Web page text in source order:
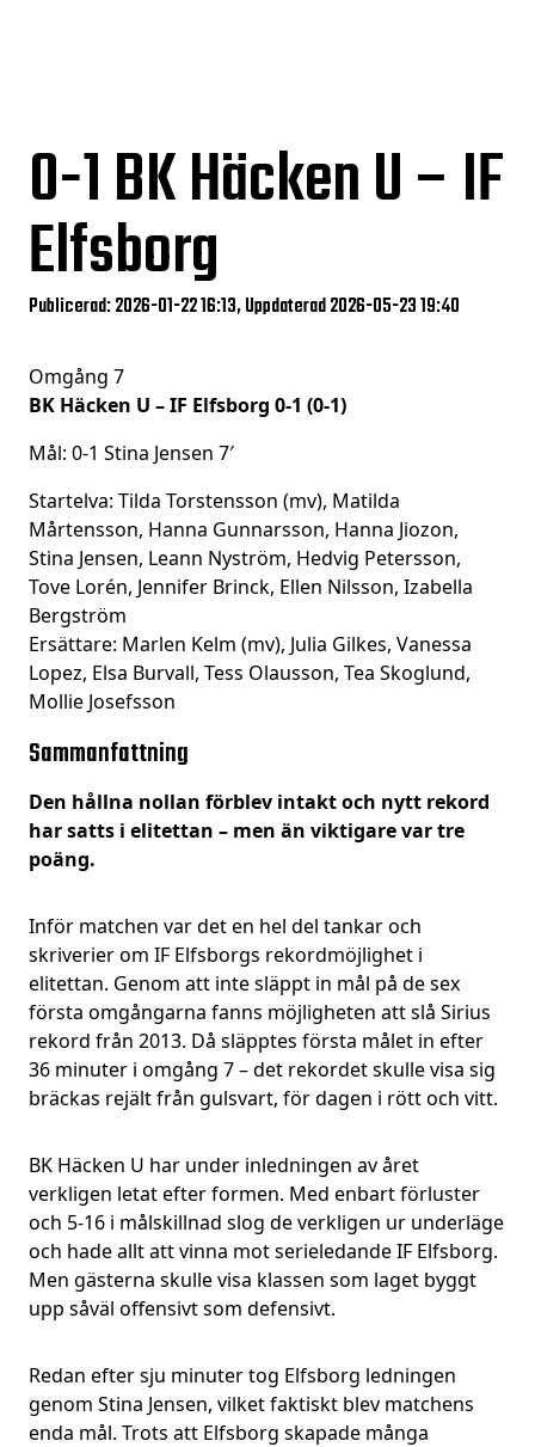
0-1BK Häcken U – IF
Elfsborg
Publicerad: 2026-01-22 16:13, Uppdaterad 2026-05-23 19:40
Omgång 7
BK Häcken U – IF Elfsborg 0-1 (0-1)
Mål: 0-1 Stina Jensen 7′
Startelva: Tilda Torstensson (mv), Matilda
Mårtensson, Hanna Gunnarsson, Hanna Jiozon,
Stina Jensen, Leann Nyström, Hedvig Petersson,
Tove Lorén, Jennifer Brinck, Ellen Nilsson, Izabella
Bergström
Ersättare: Marlen Kelm (mv), Julia Gilkes, Vanessa
Lopez, Elsa Burvall, Tess Olausson, Tea Skoglund,
Mollie Josefsson
Sammanfattning
Den hållna nollan förblev intakt och nytt rekord
har satts i elitettan – men än viktigare var tre
poäng.
Inför matchen var det en hel del tankar och
skriverier om IF Elfsborgs rekordmöjlighet i
elitettan. Genom att inte släppt in mål på de sex
första omgångarna fanns möjligheten att slå Sirius
rekord från 2013. Då släpptes första målet in efter
36 minuter i omgång 7 – det rekordet skulle visa sig
bräckas rejält från gulsvart, för dagen i rött och vitt.
BK Häcken U har under inledningen av året
verkligen letat efter formen. Med enbart förluster
och 5-16 i målskillnad slog de verkligen ur underläge
och hade allt att vinna mot serieledande IF Elfsborg.
Men gästerna skulle visa klassen som laget byggt
upp såväl offensivt som defensivt.
Redan efter sju minuter tog Elfsborg ledningen
genom Stina Jensen, vilket faktiskt blev matchens
enda mål. Trots att Elfsborg skapade många